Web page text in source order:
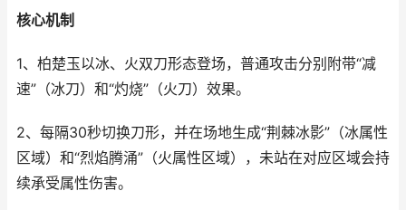
核心机制
1、柏楚玉以冰、火双刀形态登场，普通攻击分别附带“减
速”（冰刀）和“灼烧”（火刀）效果。
2、每隔30秒切换刀形，并在场地生成“荆棘冰影”（冰属性
区域）和“烈焰腾涌”（火属性区域），未站在对应区域会持
续承受属性伤害。